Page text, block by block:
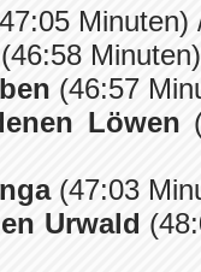
Minuten)
(46:58
(46:57
Löwen
(47:03
Urwald